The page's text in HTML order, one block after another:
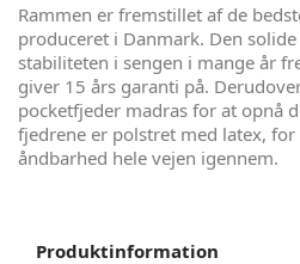
Rammen er fremstillet af de
produceret i Danmark. Den
stabiliteten i sengen i mange år
giver 15 års garanti på.
pocketfjeder madras for at opnå
fjedrene er polstret med latex,
åndbarhed hele vejen igennem.
Produktinformation